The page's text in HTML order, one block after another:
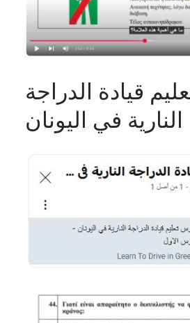
قيادة الدراجة
النارية في اليونان